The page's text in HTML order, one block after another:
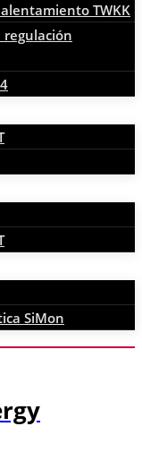
TWKK
regulación
SiMon